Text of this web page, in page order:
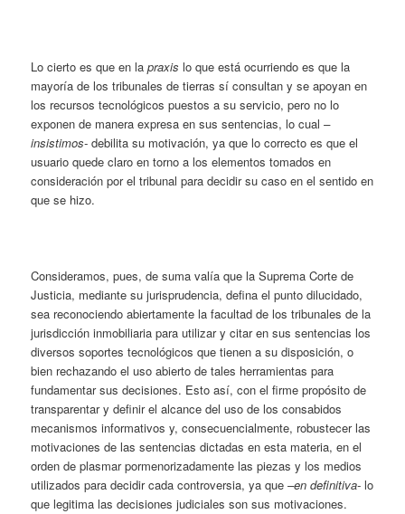
Lo cierto es que en lapraxis lo que está ocurriendo es que la
mayoría de los tribunales de tierras sí consultan y se apoyan en
los recursos tecnológicos puestos a su servicio, pero no lo
exponen de manera expresa en sus sentencias, lo cual–
insistimos- debilita su motivación, ya que lo correcto es que el
usuario quede claro en torno a los elementos tomados en
consideración por el tribunal para decidir su caso en el sentido en
que se hizo.
Consideramos, pues, de suma valía que la Suprema Corte de
Justicia, mediante su jurisprudencia, defina el punto dilucidado,
sea reconociendo abiertamente la facultad de los tribunales de la
jurisdicción inmobiliaria para utilizar y citar en sus sentencias los
diversos soportes tecnológicos que tienen a su disposición, o
bien rechazando el uso abierto de tales herramientas para
fundamentar sus decisiones. Esto así, con el firme propósito de
transparentar y definir el alcance del uso de los consabidos
mecanismos informativos y, consecuencialmente, robustecer las
motivaciones de las sentencias dictadas en esta materia, en el
orden de plasmar pormenorizadamente las piezas y los medios
utilizados para decidir cada controversia, ya que–en definitiva- lo
que legitima las decisiones judiciales son sus motivaciones.